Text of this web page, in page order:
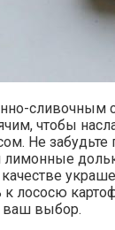
сливочным
чтобы
Не забудьте
лимонные
лососю
ваш выбор.